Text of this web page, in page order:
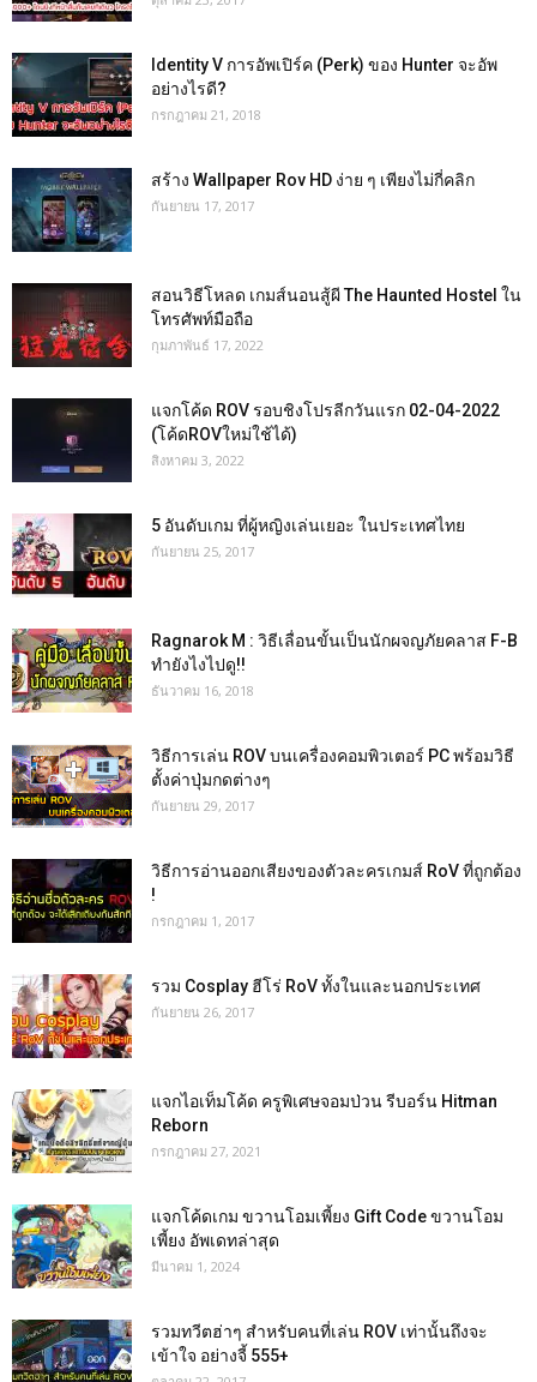
Identity V การอัพเปิร์ค (Perk) ของ Hunter จะอัพ
อย่างไรดี?
กรกฎาคม 21, 2018
สร้าง Wallpaper Rov HD ง่าย ๆ เพียงไม่กี่คลิก
กันยายน 17, 2017
สอนวิธีโหลด เกมส์นอนสู้ผี The Haunted Hostel ใน
โทรศัพท์มือถือ
กุมภาพันธ์ 17, 2022
แจกโค้ด ROV รอบชิงโปรลีกวันแรก 02-04-2022
(โค้ดROVใหม่ใช้ได้)
สิงหาคม 3, 2022
5 อันดับเกม ที่ผู้หญิงเล่นเยอะ ในประเทศไทย
กันยายน 25, 2017
Ragnarok M : วิธีเลื่อนขั้นเป็นนักผจญภัยคลาส F-B
ทำยังไงไปดู!!
ธันวาคม 16, 2018
วิธีการเล่น ROV บนเครื่องคอมพิวเตอร์ PC พร้อมวิธี
ตั้งค่าปุ่มกดต่างๆ
กันยายน 29, 2017
วิธีการอ่านออกเสียงของตัวละครเกมส์ RoV ที่ถูกต้อง
!
กรกฎาคม 1, 2017
รวม Cosplay ฮีโร่ RoV ทั้งในและนอกประเทศ
กันยายน 26, 2017
แจกไอเท็มโค้ด ครูพิเศษจอมป่วน รีบอร์น Hitman
Reborn
กรกฎาคม 27, 2021
แจกโค้ดเกม ขวานโอมเพี้ยง Gift Code ขวานโอม
เพี้ยง อัพเดทล่าสุด
มีนาคม 1, 2024
รวมทวีตฮ่าๆ สำหรับคนที่เล่น ROV เท่านั้นถึงจะ
เข้าใจ อย่างจี้ 555+